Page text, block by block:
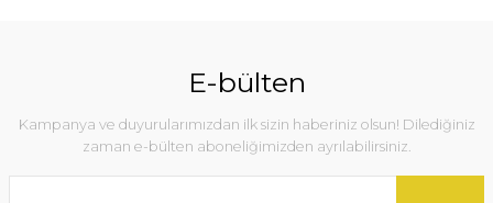
E-bülten
Kampanya ve duyurularımızdan ilk sizin haberiniz olsun! Dilediğiniz
zaman e-bülten aboneliğimizden ayrılabilirsiniz.